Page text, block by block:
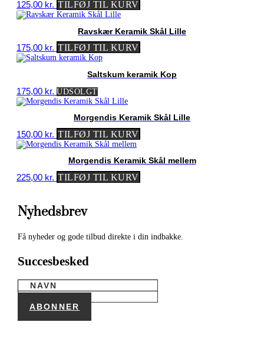
125,00 kr. TILFØJ TIL KURV
Ravskær Keramik Skål Lille
175,00 kr. TILFØJ TIL KURV
Saltskum keramik Kop
175,00 kr. UDSOLGT
Morgendis Keramik Skål Lille
150,00 kr. TILFØJ TIL KURV
Morgendis Keramik Skål mellem
225,00 kr. TILFØJ TIL KURV
Nyhedsbrev
Få nyheder og gode tilbud direkte i din indbakke.
Succesbesked
ABONNER